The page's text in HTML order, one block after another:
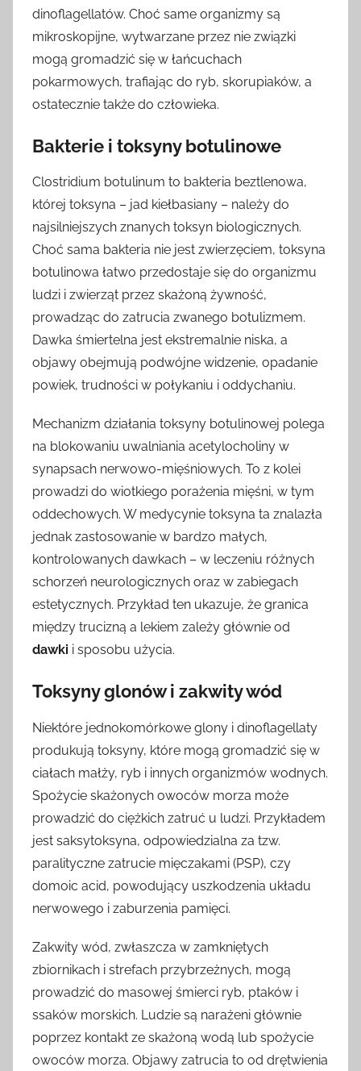
dinoflagellatów. Choć same organizmy są
mikroskopijne, wytwarzane przez nie związki
mogą gromadzić się w łańcuchach
pokarmowych, trafiając do ryb, skorupiaków, a
ostatecznie także do człowieka.
Bakterie i toksyny botulinowe
Clostridium botulinum to bakteria beztlenowa,
której toksyna – jad kiełbasiany – należy do
najsilniejszych znanych toksyn biologicznych.
Choć sama bakteria nie jest zwierzęciem, toksyna
botulinowa łatwo przedostaje się do organizmu
ludzi i zwierząt przez skażoną żywność,
prowadząc do zatrucia zwanego botulizmem.
Dawka śmiertelna jest ekstremalnie niska, a
objawy obejmują podwójne widzenie, opadanie
powiek, trudności w połykaniu i oddychaniu.
Mechanizm działania toksyny botulinowej polega
na blokowaniu uwalniania acetylocholiny w
synapsach nerwowo-mięśniowych. To z kolei
prowadzi do wiotkiego porażenia mięśni, w tym
oddechowych. W medycynie toksyna ta znalazła
jednak zastosowanie w bardzo małych,
kontrolowanych dawkach – w leczeniu różnych
schorzeń neurologicznych oraz w zabiegach
estetycznych. Przykład ten ukazuje, że granica
między trucizną a lekiem zależy głównie od
dawki i sposobu użycia.
Toksyny glonów i zakwity wód
Niektóre jednokomórkowe glony i dinoflagellaty
produkują toksyny, które mogą gromadzić się w
ciałach małży, ryb i innych organizmów wodnych.
Spożycie skażonych owoców morza może
prowadzić do ciężkich zatruć u ludzi. Przykładem
jest saksytoksyna, odpowiedzialna za tzw.
paralityczne zatrucie mięczakami (PSP), czy
domoic acid, powodujący uszkodzenia układu
nerwowego i zaburzenia pamięci.
Zakwity wód, zwłaszcza w zamkniętych
zbiornikach i strefach przybrzeżnych, mogą
prowadzić do masowej śmierci ryb, ptaków i
ssaków morskich. Ludzie są narażeni głównie
poprzez kontakt ze skażoną wodą lub spożycie
owoców morza. Objawy zatrucia to od drętwienia